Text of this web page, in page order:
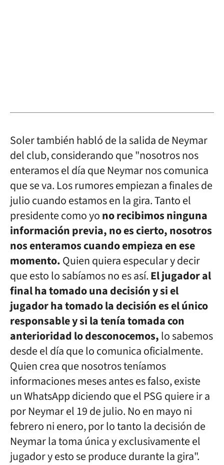
Soler también habló de la salida de Neymar
del club, considerando que "nosotros nos
enteramos el día que Neymar nos comunica
que se va. Los rumores empiezan a finales de
julio cuando estamos en la gira. Tanto el
presidente como yono recibimos ninguna
información previa, no es cierto, nosotros
nos enteramos cuando empieza en ese
momento.Quien quiera especular y decir
que esto lo sabíamos no es así.El jugador al
final ha tomado una decisión y si el
jugador ha tomado la decisión es el único
responsable y si la tenía tomada con
anterioridad lo desconocemos,lo sabemos
desde el día que lo comunica oficialmente.
Quien crea que nosotros teníamos
informaciones meses antes es falso, existe
un WhatsApp diciendo que el PSG quiere ir a
por Neymar el 19 de julio. No en mayo ni
febrero ni enero, por lo tanto la decisión de
Neymar la toma única y exclusivamente el
jugador y esto se produce durante la gira".